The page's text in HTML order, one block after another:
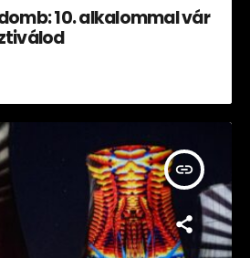
10. alkalommal vár
insert_link